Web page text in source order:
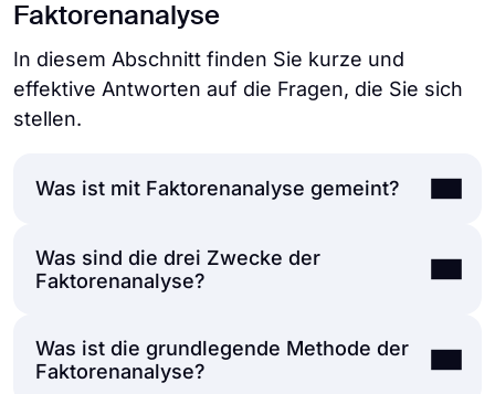
Faktorenanalyse
In diesem Abschnitt finden Sie kurze und
effektive Antworten auf die Fragen, die Sie sich
stellen.
Was ist mit Faktorenanalyse gemeint?
Die Definition der Faktorenanalyse in der
Forschung ist im Grunde genommen eine
um Variablen in Faktoren zu gruppieren, um
unentdeckte Beziehungen aufzudecken.
Was sind die drei Zwecke der
Faktorenanalyse?
Verringerung der Anzahl der Variablen:
Was ist die grundlegende Methode der
Faktorenanalyse?